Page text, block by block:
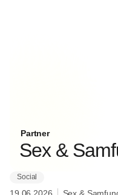
Partner
Sex &
Social
19.06.2026 Sex &